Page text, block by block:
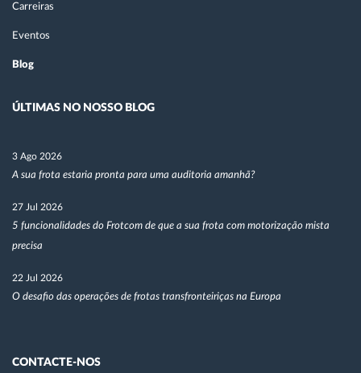
Carreiras
Eventos
Blog
ÚLTIMAS NO NOSSO BLOG
3 Ago 2026
A sua frota estaria pronta para uma auditoria amanhã?
27 Jul 2026
5 funcionalidades do Frotcom de que a sua frota com motorização mista
precisa
22 Jul 2026
O desafio das operações de frotas transfronteiriças na Europa
CONTACTE-NOS